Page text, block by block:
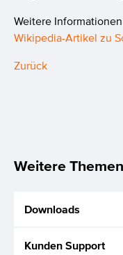
Weitere
Wikipedia-Artikel zu
Zurück
Weitere Themen
Downloads
Kunden Support